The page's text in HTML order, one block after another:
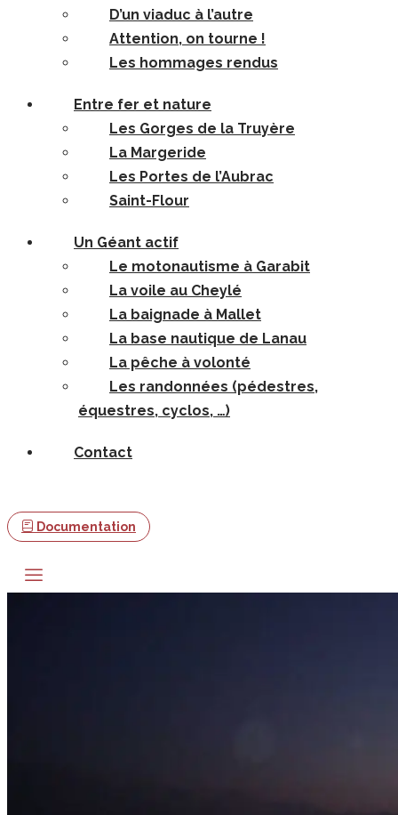
D’un viaduc à l’autre
Attention, on tourne !
Les hommages rendus
Entre fer et nature
Les Gorges de la Truyère
La Margeride
Les Portes de l’Aubrac
Saint-Flour
Un Géant actif
Le motonautisme à Garabit
La voile au Cheylé
La baignade à Mallet
La base nautique de Lanau
La pêche à volonté
Les randonnées (pédestres,
équestres, cyclos, …)
Contact
Documentation